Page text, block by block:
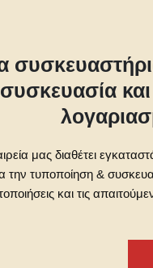
συσκευασία
μας διαθέτει
την τυποποίηση &
και τις